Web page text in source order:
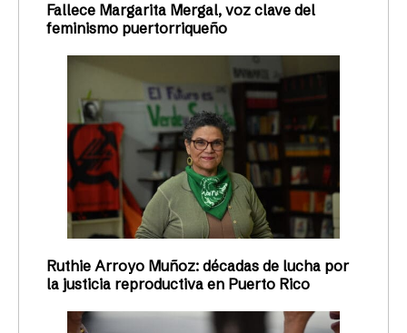
Fallece Margarita Mergal, voz clave del
feminismo puertorriqueño
Ruthie Arroyo Muñoz: décadas de lucha por
la justicia reproductiva en Puerto Rico